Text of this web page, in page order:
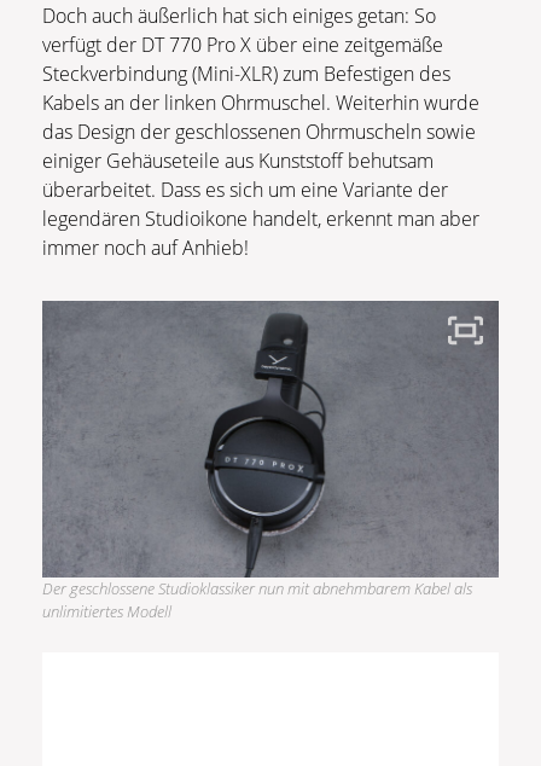
Doch auch äußerlich hat sich einiges getan: So
verfügt der DT 770 Pro X über eine zeitgemäße
Steckverbindung (Mini-XLR) zum Befestigen des
Kabels an der linken Ohrmuschel. Weiterhin wurde
das Design der geschlossenen Ohrmuscheln sowie
einiger Gehäuseteile aus Kunststoff behutsam
überarbeitet. Dass es sich um eine Variante der
legendären Studioikone handelt, erkennt man aber
immer noch auf Anhieb!
Der geschlossene Studioklassiker nun mit abnehmbarem Kabel als
unlimitiertes Modell